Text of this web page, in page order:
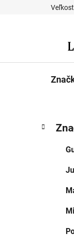
B
kategórie
a